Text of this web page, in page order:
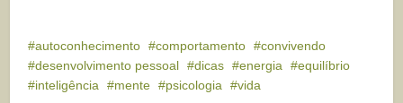
autoconhecimento comportamento
convivendo
desenvolvimento pessoal
dicas energia
equilíbrio
inteligência
mente psicologia vida